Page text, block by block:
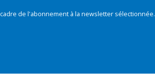
de l'abonnement à la newsletter sélectionnée.